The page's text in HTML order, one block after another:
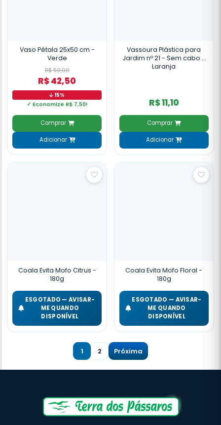
Vaso Pétala 25x50 cm -
Verde
R$ 50,00
R$ 42,50
15%
✓ Economize R$ 7,50!
Comprar
Adicionar
Vassoura Plástica para
Jardim nº 21 - Sem cabo -
Laranja
R$ 11,10
Comprar
Adicionar
Coala Evita Mofo Citrus -
180g
ESGOTADO — AVISAR-
ME QUANDO
DISPONÍVEL
Coala Evita Mofo Floral -
180g
ESGOTADO — AVISAR-
ME QUANDO
DISPONÍVEL
1 2 Próxima